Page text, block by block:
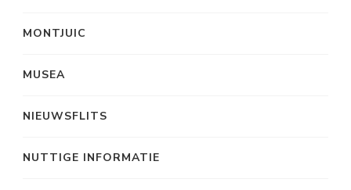
MONTJUIC
MUSEA
NIEUWSFLITS
NUTTIGE INFORMATIE